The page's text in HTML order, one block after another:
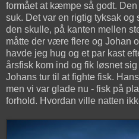
formået at kæmpe så godt.
suk. Det var en rigtig tyksak
den skulle, på kanten mellen
måtte der være flere og Johan
havde jeg hug og et par kast
årsfisk kom ind og fik løsnet
Johans tur til at fighte fisk.
men vi var glade nu - fisk på
forhold. Hvordan ville natten